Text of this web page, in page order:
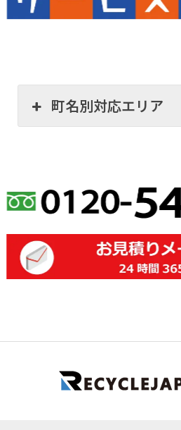
町名別対応エリア